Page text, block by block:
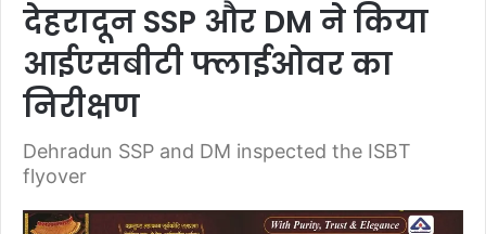
देहरादून SSP और DM ने किया
आईएसबीटी फ्लाईओवर का
निरीक्षण
Dehradun SSP and DM inspected the ISBT
flyover